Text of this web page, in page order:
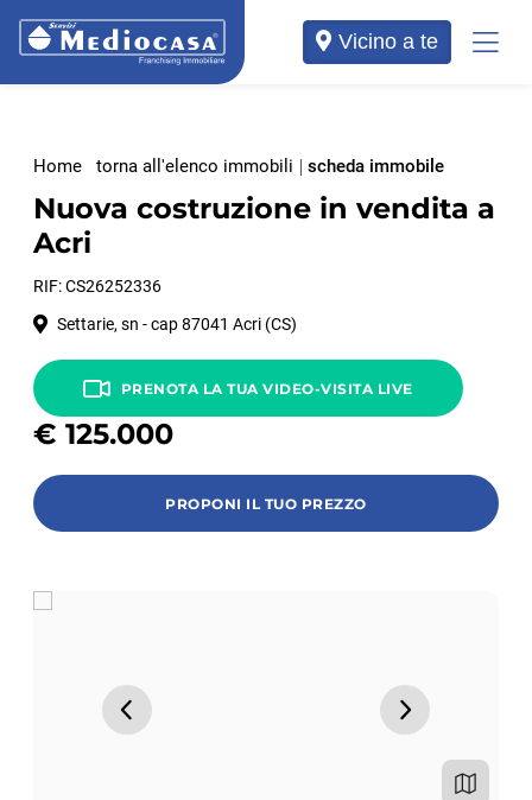
Vicino a te
Home torna all'elenco immobili scheda immobile
Nuova costruzione in vendita a
Acri
RIF: CS26252336
Settarie, sn - cap 87041 Acri (CS)
PRENOTA LA TUA VIDEO-VISITA LIVE
€ 125.000
PROPONI IL TUO PREZZO